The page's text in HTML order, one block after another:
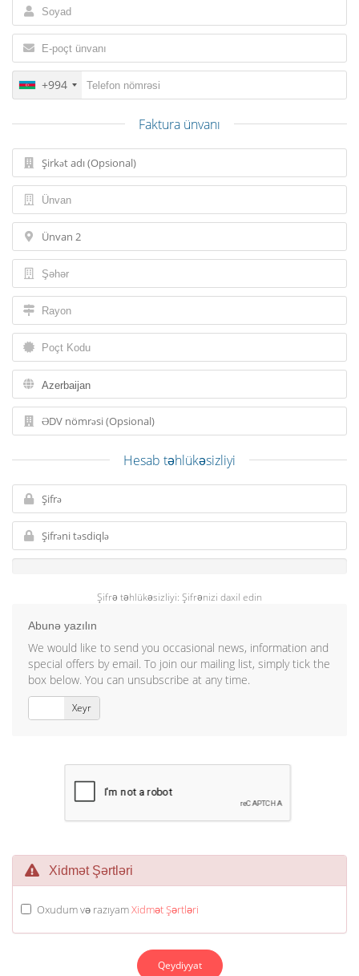
+994
Faktura ünvanı
Hesab təhlükəsizliyi
Şifrə təhlükəsizliyi: Şifrənizi daxil edin
Abunə yazılın
We would like to send you occasional news, information and
special offers by email. To join our mailing list, simply tick the
box below. You can unsubscribe at any time.
Xeyr
Xidmət Şərtləri
Oxudum və razıyamXidmət Şərtləri